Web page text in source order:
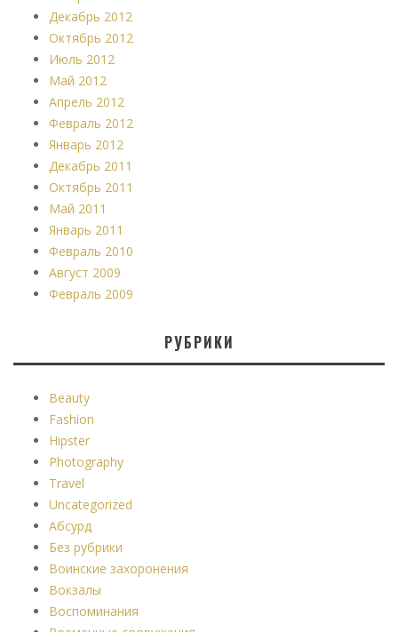
Декабрь 2012
Октябрь 2012
Июль 2012
Май 2012
Апрель 2012
Февраль 2012
Январь 2012
Декабрь 2011
Октябрь 2011
Май 2011
Январь 2011
Февраль 2010
Август 2009
Февраль 2009
РУБРИКИ
Beauty
Fashion
Hipster
Photography
Travel
Uncategorized
Абсурд
Без рубрики
Воинские захоронения
Вокзалы
Воспоминания